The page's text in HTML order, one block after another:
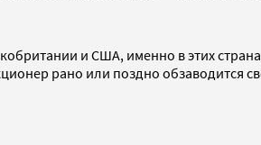
и США, именно в этих
рано или поздно обзаводится